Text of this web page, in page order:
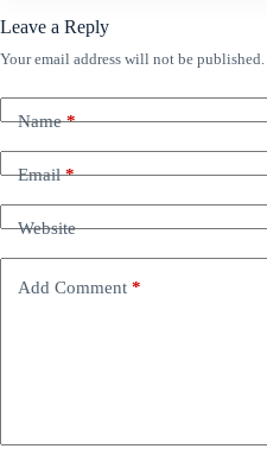
Leave a Reply
Your email address will not be published.
Name*
Email*
Website
Add Comment *